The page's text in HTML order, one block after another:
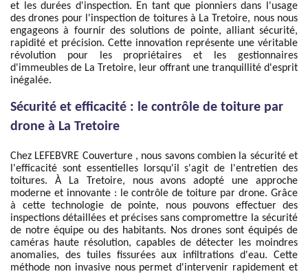
et les durées d'inspection. En tant que pionniers dans l'usage
des drones pour l'inspection de toitures à La Tretoire, nous nous
engageons à fournir des solutions de pointe, alliant sécurité,
rapidité et précision. Cette innovation représente une véritable
révolution pour les propriétaires et les gestionnaires
d'immeubles de La Tretoire, leur offrant une tranquillité d'esprit
inégalée.
Sécurité et efficacité : le contrôle de toiture par
drone à La Tretoire
Chez LEFEBVRE Couverture , nous savons combien la sécurité et
l'efficacité sont essentielles lorsqu'il s'agit de l'entretien des
toitures. À La Tretoire, nous avons adopté une approche
moderne et innovante : le contrôle de toiture par drone. Grâce
à cette technologie de pointe, nous pouvons effectuer des
inspections détaillées et précises sans compromettre la sécurité
de notre équipe ou des habitants. Nos drones sont équipés de
caméras haute résolution, capables de détecter les moindres
anomalies, des tuiles fissurées aux infiltrations d'eau. Cette
méthode non invasive nous permet d'intervenir rapidement et